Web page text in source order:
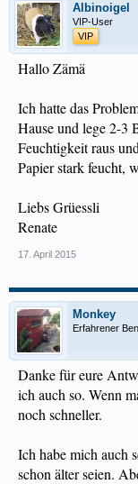
Albinoigel
VIP-User
VIP
Hallo Zämä
Ich hatte das
Hause und lege 2-3
Feuchtigkeit raus
Papier stark feucht,
Liebs Grüessli
Renate
17. April 2015
Monkey
Erfahrener
Danke für eure
ich auch so. Wenn
noch schneller.
Ich habe mich auch
schon älter seien.